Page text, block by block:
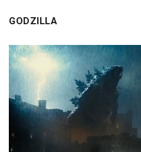
GODZILLA